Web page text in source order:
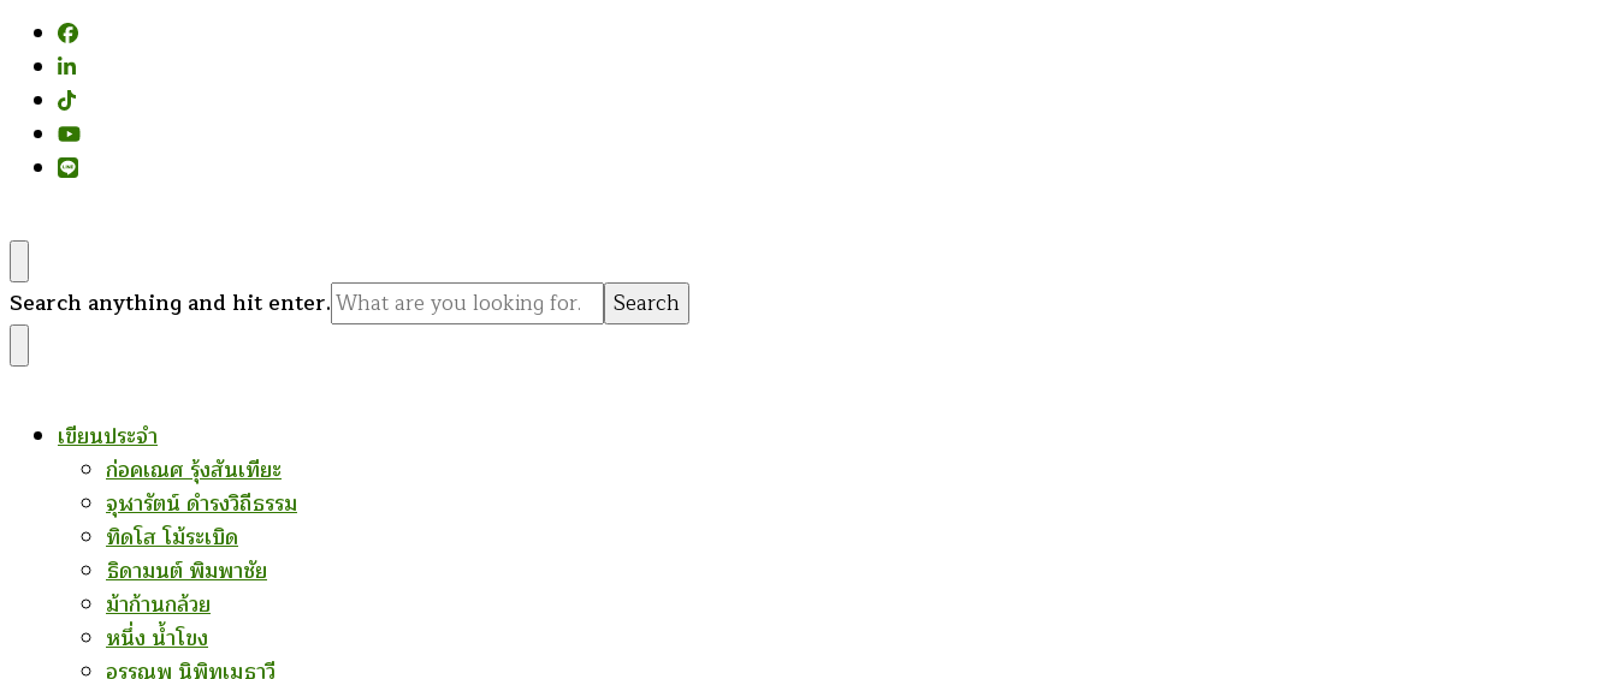
Looking
for
Something?
Search anything and hit enter.
เขียนประจำ
ก่อคเณศ รุ้งสันเทียะ
จุฬารัตน์ ดำรงวิถีธรรม
ทิดโส โม้ระเบิด
ธิดามนต์ พิมพาชัย
ม้าก้านกล้วย
หนึ่ง น้ำโขง